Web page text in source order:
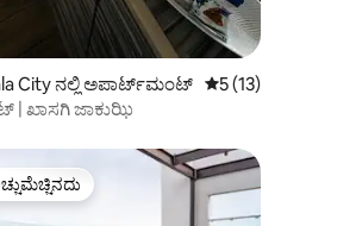
City ನಲ್ಲಿ ಅಪಾರ್ಟ್‌ಮಂಟ್ 5 ರಲ್ಲಿ 5 ಸರಾಸರಿ
5 (13)
| ಖಾಸಗಿ ಜಾಕುಝಿ